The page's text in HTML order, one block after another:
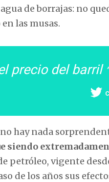
de borrajas: no
las musas.
precio del barril
hay nada
siendo
petróleo, vigente
de los años sus